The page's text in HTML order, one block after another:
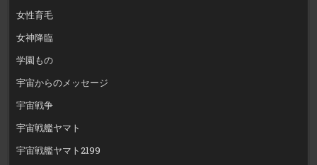
女性育毛
女神降臨
学園もの
宇宙からのメッセージ
宇宙戦争
宇宙戦艦ヤマト
宇宙戦艦ヤマト2199